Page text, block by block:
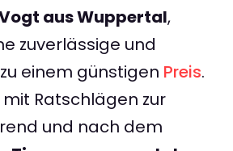
aus Wuppertal,
zuverlässige und
einem günstigen Preis.
Ratschlägen zur
und nach dem